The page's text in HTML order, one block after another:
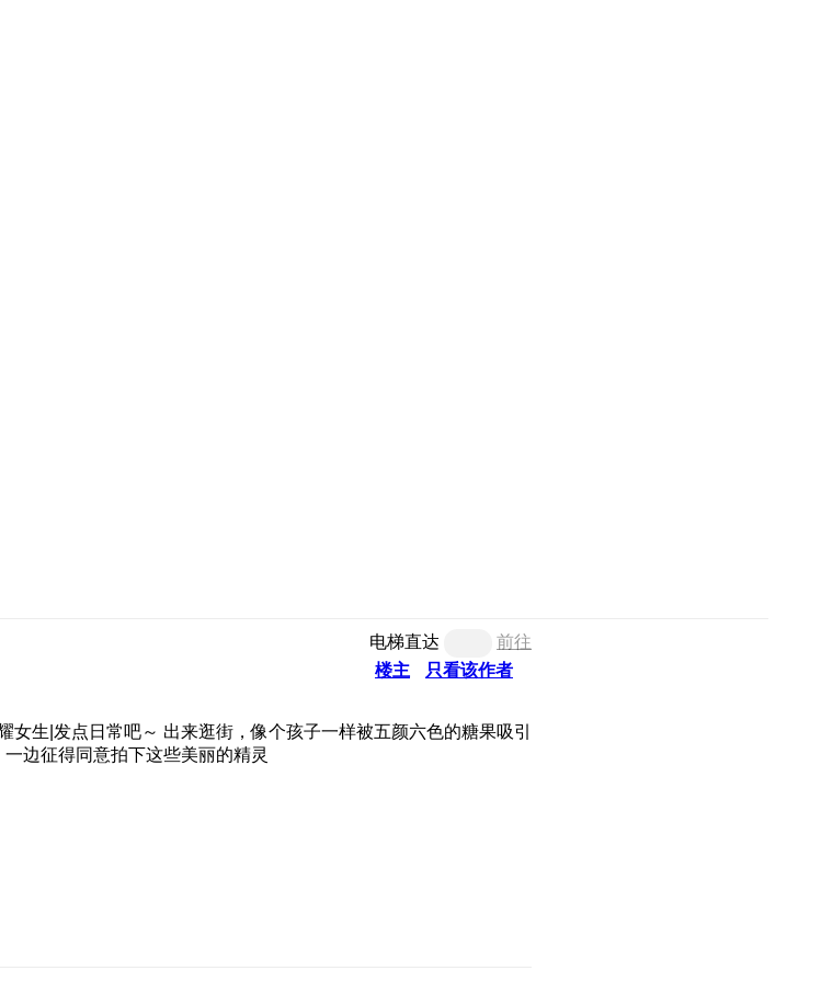
电梯直达
前往
楼主
只看该作者
出来逛街，像个孩子一样被五颜六色的糖果吸引
边征得同意拍下这些美丽的精灵